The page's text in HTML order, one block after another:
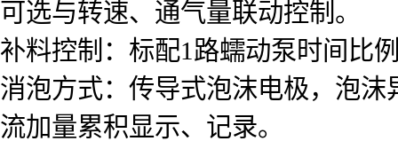
可选与转速、通气量联动控制。
补料控制：标配1路蠕动泵时间比
消泡方式：传导式泡沫电极，泡
流加量累积显示、记录。